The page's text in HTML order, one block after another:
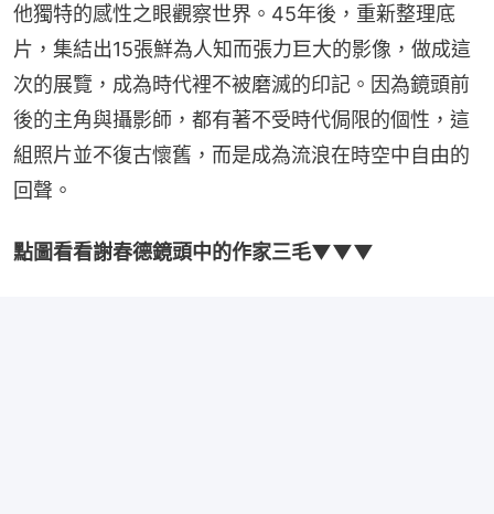
他獨特的感性之眼觀察世界。45年後，重新整理底
片，集結出15張鮮為人知而張力巨大的影像，做成這
次的展覽，成為時代裡不被磨滅的印記。因為鏡頭前
後的主角與攝影師，都有著不受時代侷限的個性，這
組照片並不復古懷舊，而是成為流浪在時空中自由的
回聲。
點圖看看謝春德鏡頭中的作家三毛▼▼▼